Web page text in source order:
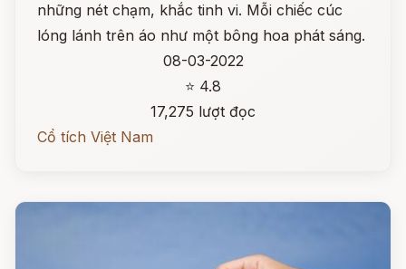
những nét chạm, khắc tinh vi. Mỗi chiếc cúc
lóng lánh trên áo như một bông hoa phát sáng.
08-03-2022
⭐ 4.8
17,275 lượt đọc
Cổ tích Việt Nam